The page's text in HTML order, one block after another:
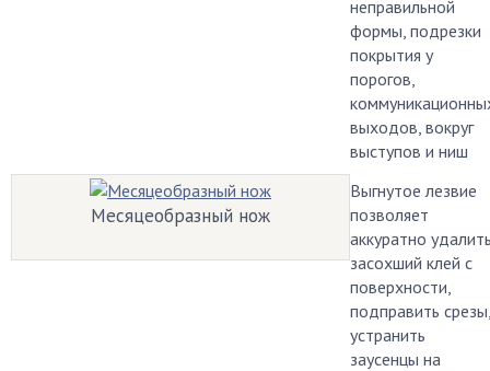
неправильной
формы, подрезки
покрытия у
порогов,
выходов, вокруг
выступов и ниш
Месяцеобразный нож
Выгнутое лезвие
позволяет
аккуратно
засохший клей с
поверхности,
подправить срезы,
устранить
заусенцы на